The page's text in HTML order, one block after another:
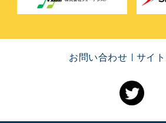
お問い合わせ サイ